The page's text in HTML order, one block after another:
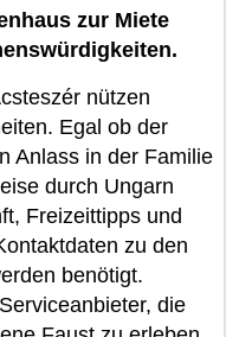
zur Miete
nützen
Egal ob der
Anlass in der Familie
durch Ungarn
Freizeittipps und
zu den
benötigt.
die